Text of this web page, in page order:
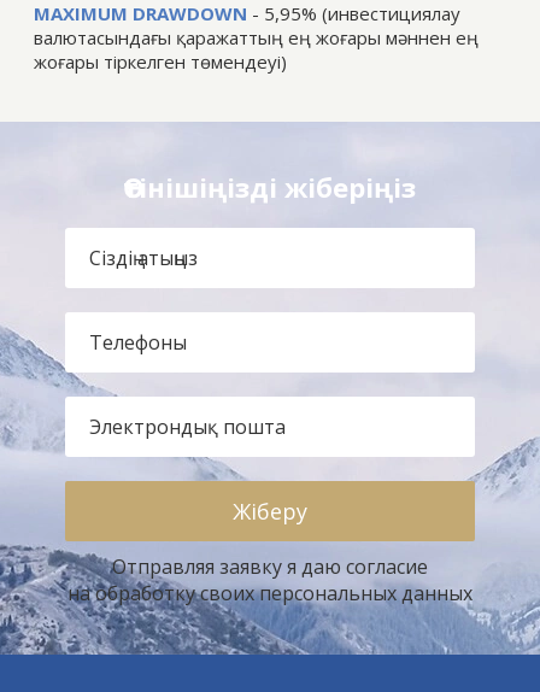
MAXIMUM DRAWDOWN - 5,95% (инвестициялау
валютасындағы қаражаттың ең жоғары мәннен ең
жоғары тіркелген төмендеуі)
Өтінішіңізді жіберіңіз
Сіздің атыңыз
Телефоны
Электрондық пошта
Отправляя заявку я даю согласие
на обработку своих персональных данных